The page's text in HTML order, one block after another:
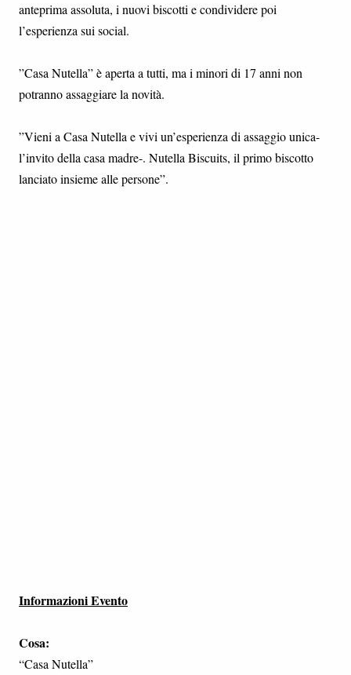
anteprima assoluta, i nuovi biscotti e condividere poi
l’esperienza sui social.
”Casa Nutella” è aperta a tutti, ma i minori di 17 anni non
potranno assaggiare la novità.
”Vieni a Casa Nutella e vivi un’esperienza di assaggio unica-
l’invito della casa madre-. Nutella Biscuits, il primo biscotto
lanciato insieme alle persone”.
Informazioni Evento
Cosa:
“Casa Nutella”